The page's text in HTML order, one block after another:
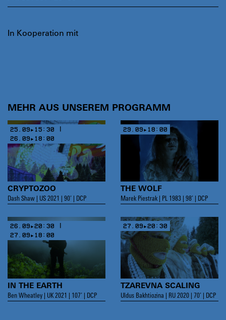
In Kooperation mit
MEHR AUS UNSEREM PROGRAMM
CRYPTOZOO
Dash Shaw | US 2021 | 90’ | DCP
25.09▸15:30 |
26.09▸18:00
THE WOLF
Marek Piestrak | PL 1983 | 98’ | DCP
29.09▸18:00
IN THE EARTH
Ben Wheatley | UK 2021 | 107’ | DCP
26.09▸20:30 |
27.09▸18:00
TZAREVNA SCALING
Uldus Bakhtiozina | RU 2020 | 70’ | DCP
27.09▸20:30